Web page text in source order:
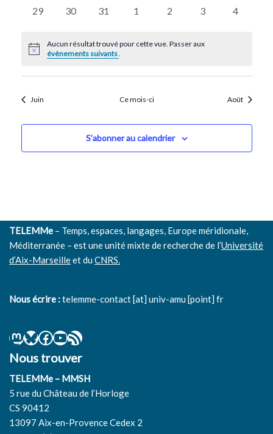
0
29
0
30
0
31
0
1
0
2
0
3
0
4
Notice
Aucun résultat trouvé pour cette vue. Passer aux
évènements suivants.
Juin Ce mois-ci Août
S’abonner au calendrier
TELEMMe – Temps, espaces, langages, Europe méridionale,
Méditerranée – est une unité mixte de recherche de l’Université
d’Aix-Marseilleet duCNRS.
Nous écrire :telemme-contact [at] univ-amu [point] fr
Nous trouver
TELEMMe – MMSH
5 rue du Château de l’Horloge
CS 90412
13097 Aix-en-Provence Cedex 2